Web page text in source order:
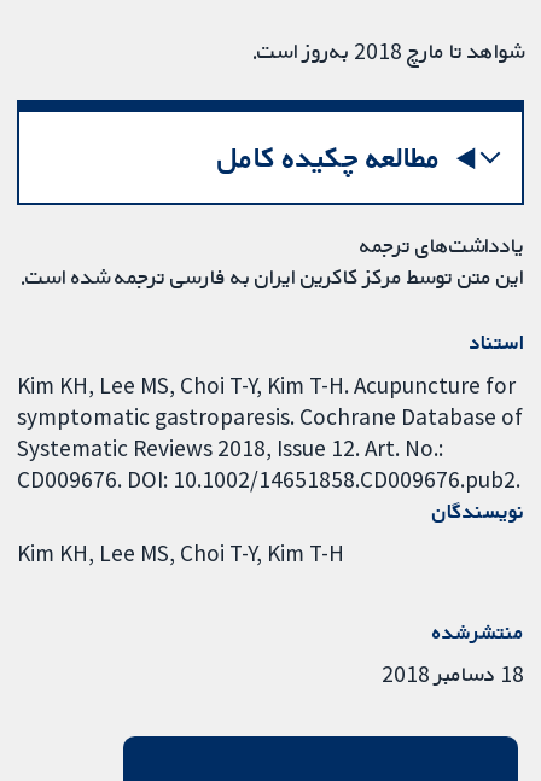
شواهد تا مارچ 2018 به‌روز است.
مطالعه چکیده کامل
یادداشت‌های ترجمه
این متن توسط مرکز کاکرین ایران به فارسی ترجمه شده است.
استناد
Kim KH, Lee MS, Choi T-Y, Kim T-H. Acupuncture for
symptomatic gastroparesis. Cochrane Database of
Systematic Reviews 2018, Issue 12. Art. No.:
CD009676. DOI: 10.1002/14651858.CD009676.pub2.
نویسندگان
Kim KH Lee MS Choi T-Y Kim T-H
منتشرشده
18 دسامبر 2018